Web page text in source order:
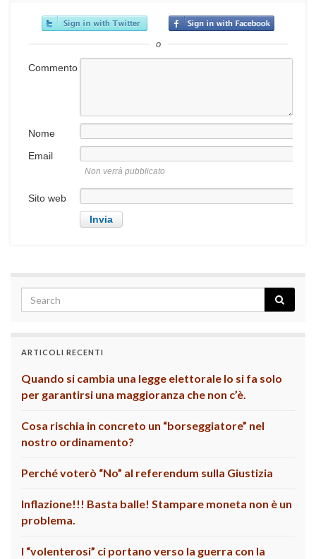
o
Commento
Nome
Email
Non verrà pubblicato
Sito web
ARTICOLI RECENTI
Quando si cambia una legge elettorale lo si fa solo
per garantirsi una maggioranza che non c’è.
Cosa rischia in concreto un “borseggiatore” nel
nostro ordinamento?
Perché voterò “No” al referendum sulla Giustizia
Inflazione!!! Basta balle! Stampare moneta non è un
problema.
I “volenterosi” ci portano verso la guerra con la